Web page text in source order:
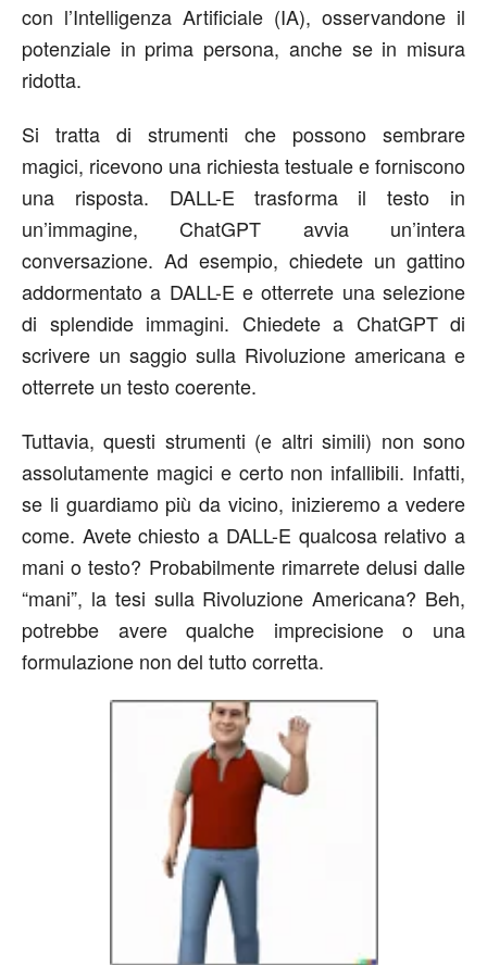
con l’Intelligenza Artificiale (IA), osservandone il
potenziale in prima persona, anche se in misura
ridotta.
Si tratta di strumenti che possono sembrare
magici, ricevono una richiesta testuale e forniscono
una risposta. DALL-E trasforma il testo in
un’immagine, ChatGPT avvia un’intera
conversazione. Ad esempio, chiedete un gattino
addormentato a DALL-E e otterrete una selezione
di splendide immagini. Chiedete a ChatGPT di
scrivere un saggio sulla Rivoluzione americana e
otterrete un testo coerente.
Tuttavia, questi strumenti (e altri simili) non sono
assolutamente magici e certo non infallibili. Infatti,
se li guardiamo più da vicino, inizieremo a vedere
come. Avete chiesto a DALL-E qualcosa relativo a
mani o testo? Probabilmente rimarrete delusi dalle
“mani”, la tesi sulla Rivoluzione Americana? Beh,
potrebbe avere qualche imprecisione o una
formulazione non del tutto corretta.